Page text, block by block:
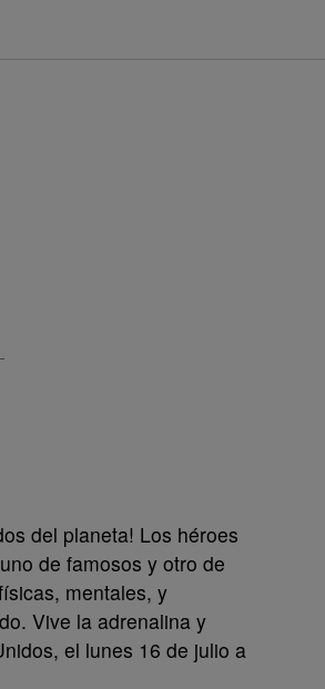
del planeta! Los héroes
de famosos y otro de
mentales, y
Vive la adrenalina y
el lunes 16 de julio a